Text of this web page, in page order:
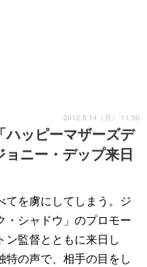
ハッピーマザーズデ
ニー・デップ来日
2012.5.14（月） 11:30
てを虜にしてしまう。ジ
・シャドウ」のプロモー
ン監督とともに来日し
特の声で、相手の目をし